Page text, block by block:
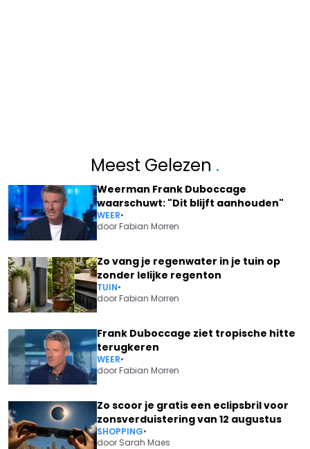
Meest Gelezen .
Weerman Frank Duboccage
waarschuwt: "Dit blijft aanhouden"
WEER•
doorFabian Morren
Zo vang je regenwater in je tuin op
zonder lelijke regenton
TUIN•
doorFabian Morren
Frank Duboccage ziet tropische hitte
terugkeren
WEER•
doorFabian Morren
Zo scoor je gratis een eclipsbril voor
zonsverduistering van 12 augustus
SHOPPING•
door Sarah Maes